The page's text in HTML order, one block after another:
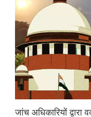
जांच अधिकारियों